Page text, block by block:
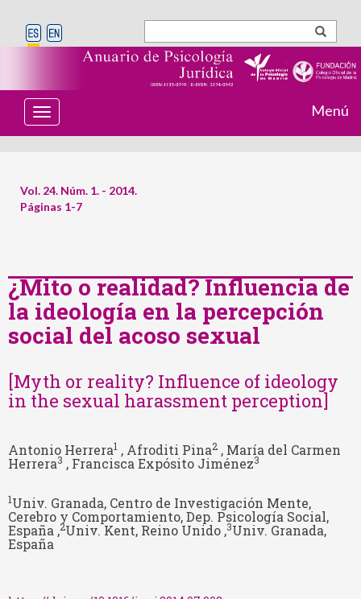
T
o
g
n
a
t
n
Menú
Vol. 24. Núm. 1. - 2014.
Páginas 1-7
¿Mito o realidad? Influencia de
la ideología en la percepción
social del acoso sexual
[Myth or reality? Influence of ideology
in the sexual harassment perception]
Antonio Herrera1 , Afroditi Pina2 , María del Carmen
Herrera3 , Francisca Expósito Jiménez3
1Univ. Granada, Centro de Investigación Mente,
Cerebro y Comportamiento, Dep. Psicología Social,
España ,2Univ. Kent, Reino Unido ,3Univ. Granada,
España